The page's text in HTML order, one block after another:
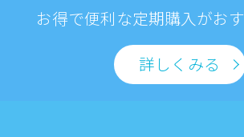
お得で便利な定期購入がおす
詳しくみる